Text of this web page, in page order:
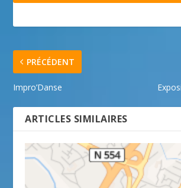
PRÉCÉDENT
Impro’Danse
ARTICLES SIMILAIRES